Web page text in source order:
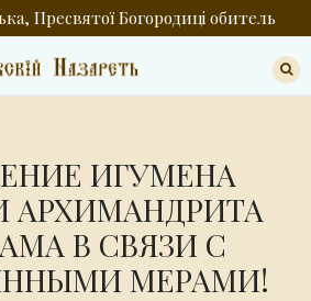
Пресвятої Богородиці обитель
ИГУМЕНА
АРХИМАНДРИТА
В СВЯЗИ С
МЕРАМИ!